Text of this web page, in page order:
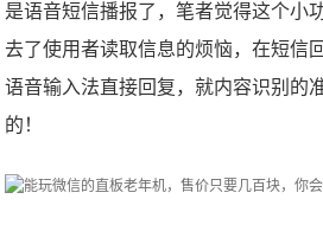
是语音短信播报了，笔者觉得这个小
去了使用者读取信息的烦恼，在短信
语音输入法直接回复，就内容识别的
的！